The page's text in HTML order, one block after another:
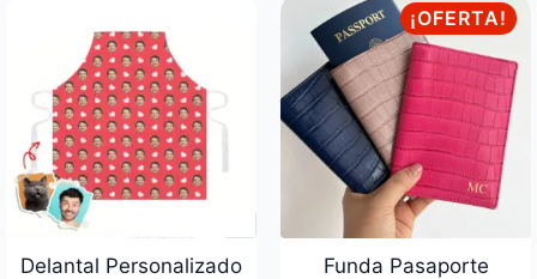
19,90 €
hasta
49,90 €
Delantal Personalizado
¡OFERTA!
Funda Pasaporte